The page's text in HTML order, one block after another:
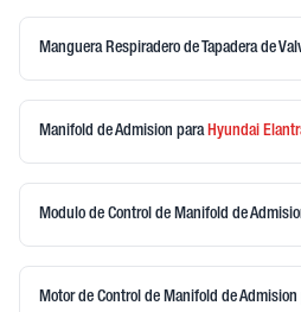
Manguera Respiradero de Tapadera de
Manifold de Admision para Hyundai
Modulo de Control de Manifold de
Motor de Control de Manifold de Admision